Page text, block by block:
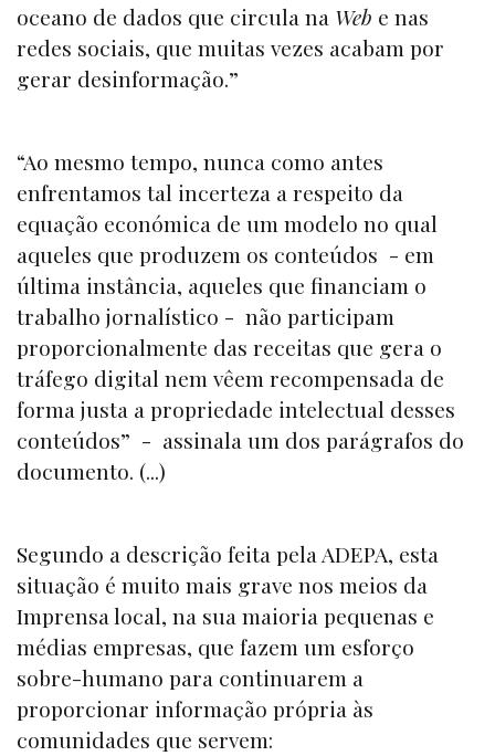
oceano de dados que circula na Web e nas
redes sociais, que muitas vezes acabam por
gerar desinformação.”
“Ao mesmo tempo, nunca como antes
enfrentamos tal incerteza a respeito da
equação económica de um modelo no qual
aqueles que produzem os conteúdos - em
última instância, aqueles que financiam o
trabalho jornalístico - não participam
proporcionalmente das receitas que gera o
tráfego digital nem vêem recompensada de
forma justa a propriedade intelectual desses
conteúdos” - assinala um dos parágrafos do
documento. (...)
Segundo a descrição feita pela ADEPA, esta
situação é muito mais grave nos meios da
Imprensa local, na sua maioria pequenas e
médias empresas, que fazem um esforço
sobre-humano para continuarem a
proporcionar informação própria às
comunidades que servem: